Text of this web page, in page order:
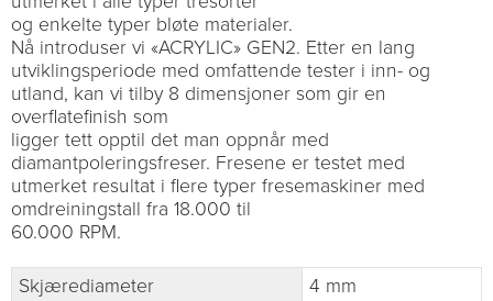
og enkelte typer bløte materialer.
Nå introduser vi «ACRYLIC» GEN2. Etter en lang
utviklingsperiode med omfattende tester i inn- og
utland, kan vi tilby 8 dimensjoner som gir en
overflatefinish som
ligger tett opptil det man oppnår med
diamantpoleringsfreser. Fresene er testet med
utmerket resultat i flere typer fresemaskiner med
omdreiningstall fra 18.000 til
60.000 RPM.
Skjærediameter
4 mm